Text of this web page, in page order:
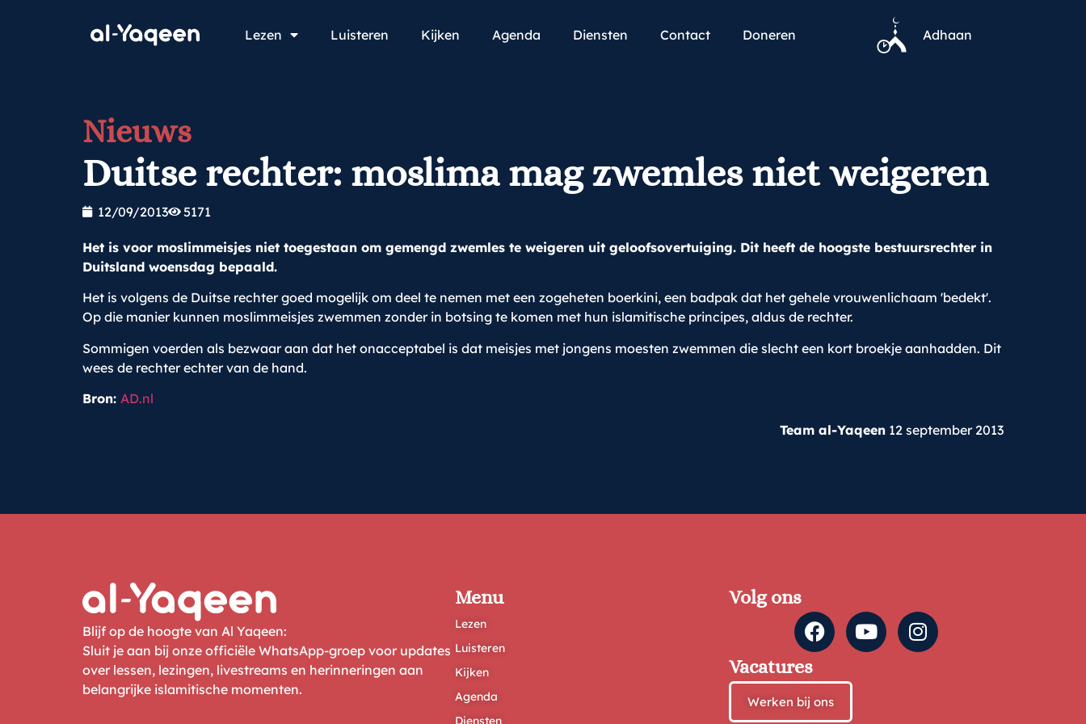
Lezen Luisteren Kijken Agenda Diensten Contact Doneren Adhaan
Nieuws
Duitse rechter: moslima mag zwemles niet weigeren
12/09/2013 5171
Het is voor moslimmeisjes niet toegestaan om gemengd zwemles te weigeren uit geloofsovertuiging. Dit heeft de hoogste bestuursrechter in
Duitsland woensdag bepaald.
Het is volgens de Duitse rechter goed mogelijk om deel te nemen met een zogeheten boerkini, een badpak dat het gehele vrouwenlichaam 'bedekt'.
Op die manier kunnen moslimmeisjes zwemmen zonder in botsing te komen met hun islamitische principes, aldus de rechter.
Sommigen voerden als bezwaar aan dat het onacceptabel is dat meisjes met jongens moesten zwemmen die slecht een kort broekje aanhadden. Dit
wees de rechter echter van de hand.
Bron: AD.nl
Team al-Yaqeen 12 september 2013
Blijf op de hoogte van Al Yaqeen:
Sluit je aan bij onze officiële WhatsApp-groep voor updates
over lessen, lezingen, livestreams en herinneringen aan
belangrijke islamitische momenten.
Menu
Lezen
Luisteren
Kijken
Agenda
Diensten
Volg ons
Vacatures
Werken bij ons